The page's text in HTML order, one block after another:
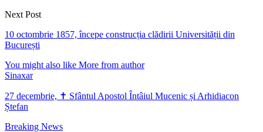
Next Post
10 octombrie 1857, începe construcția clădirii Universității din
București
You might also like More from author
Sinaxar
27 decembrie, ✝ Sfântul Apostol Întâiul Mucenic și Arhidiacon
Ștefan
Breaking News